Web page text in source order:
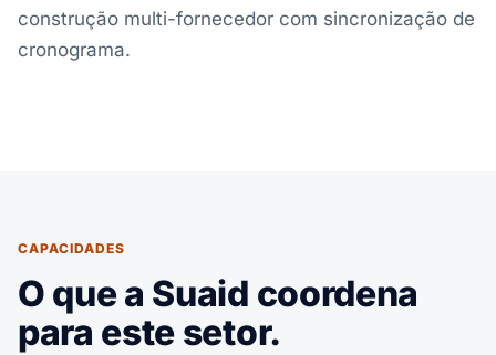
construção multi-fornecedor com sincronização de
cronograma.
CAPACIDADES
O que a Suaid coordena
para este setor.